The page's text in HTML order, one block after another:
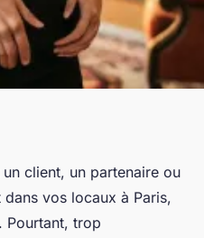
à Paris
client, un partenaire ou
vos locaux à Paris,
Pourtant, trop